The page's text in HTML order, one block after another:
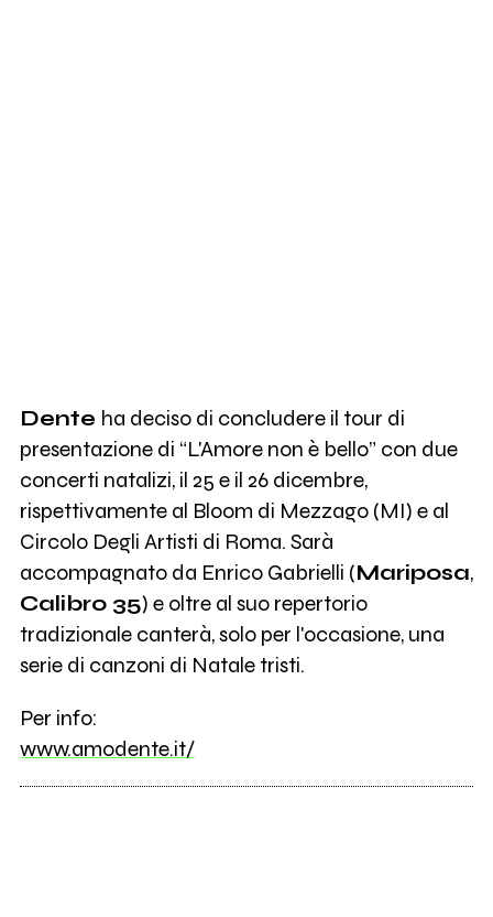
Dente ha deciso di concludere il tour di
presentazione di “L'Amore non è bello” con due
concerti natalizi, il 25 e il 26 dicembre,
rispettivamente al Bloom di Mezzago (MI) e al
Circolo Degli Artisti di Roma. Sarà
accompagnato da Enrico Gabrielli (Mariposa,
Calibro 35) e oltre al suo repertorio
tradizionale canterà, solo per l'occasione, una
serie di canzoni di Natale tristi.
Per info:
www.amodente.it/